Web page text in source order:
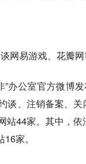
网易游戏、花瓣
”办公室官方微博
、注销备案、关
站44家。其中，
家。